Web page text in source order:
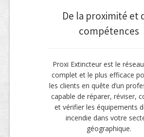
De la proximité et
compétences
Proxi Extincteur est le
complet et le plus efficace
les clients en quête d’un
capable de réparer, réviser,
et vérifier les équipements
incendie dans votre
géographique.